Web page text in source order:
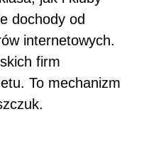
dochody od
internetowych.
firm
To mechanizm